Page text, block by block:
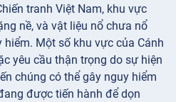
tranh Việt Nam, khu vực
nề, và vật liệu nổ chưa nổ
hiểm. Một số khu vực của Cánh
yêu cầu thận trọng do sự hiện
chúng có thể gây nguy hiểm
được tiến hành để dọn